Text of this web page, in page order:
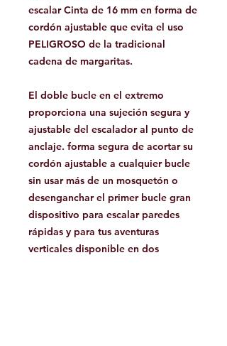
escalar Cinta de 16 mm en forma de
cordón ajustable que evita el uso
PELIGROSO de la tradicional
cadena de margaritas.
El doble bucle en el extremo
proporciona una sujeción segura y
ajustable del escalador al punto de
anclaje. forma segura de acortar su
cordón ajustable a cualquier bucle
sin usar más de un mosquetón o
desenganchar el primer bucle gran
dispositivo para escalar paredes
rápidas y para tus aventuras
verticales disponible en dos